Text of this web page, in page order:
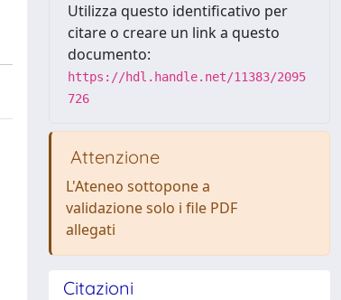
Utilizza questo identificativo per
citare o creare un link a questo
documento:
https://hdl.handle.net/11383/2095
726
Attenzione
L'Ateneo sottopone a
validazione solo i file PDF
allegati
Citazioni